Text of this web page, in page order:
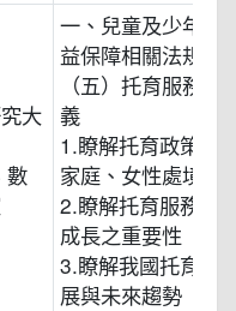
大
數
一、兒童及少年福
益保障相關法規導
（五）托育服務的
義
1.瞭解托育政策對
家庭、女性處境之
2.瞭解托育服務對
成長之重要性
3.瞭解我國托育服
展與未來趨勢